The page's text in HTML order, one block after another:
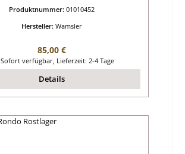
Produktnummer: 01010452
Hersteller: Wamsler
Regulärer Preis:
85,00 €
Sofort verfügbar, Lieferzeit: 2-4 Tage
Details